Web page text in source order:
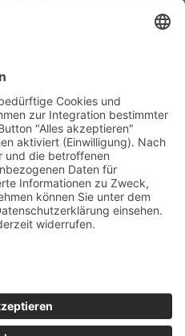
Leiden
um das eigene Leben zu
des Beendens künstlicher
Kontext
begonnenen Sedierung
vs. zur Abwendung
Patienten und Angehörige
für Patient:innen/Angehörige
Angehörige